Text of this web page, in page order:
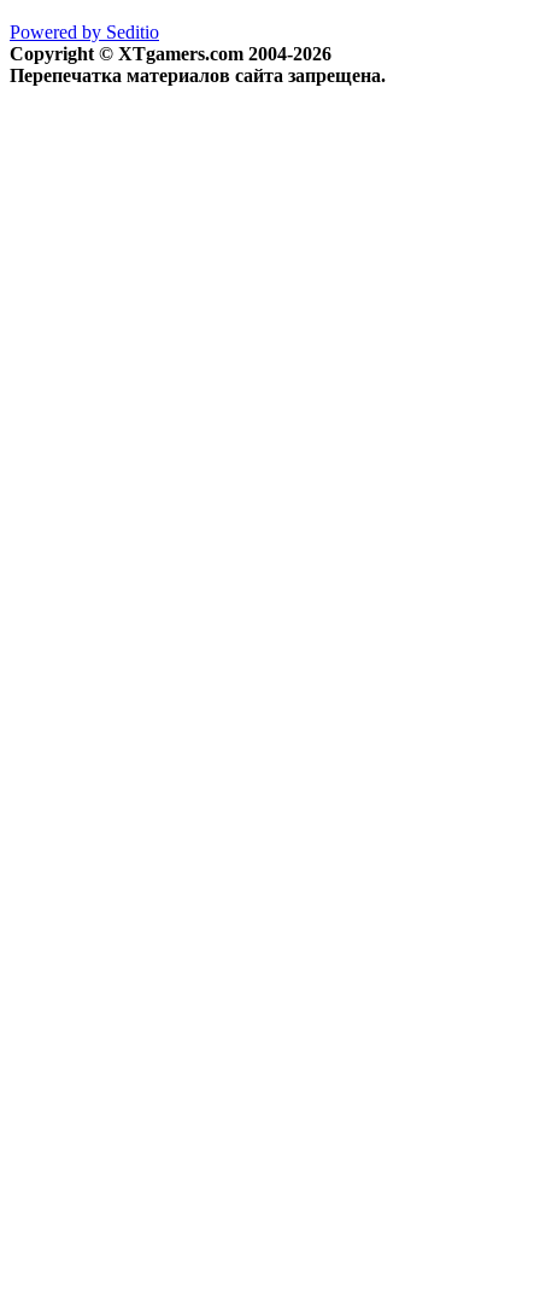
Powered by Seditio
Copyright © XTgamers.com 2004-2026
Перепечатка материалов сайта запрещена.